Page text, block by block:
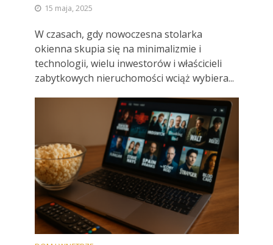
15 maja, 2025
W czasach, gdy nowoczesna stolarka
okienna skupia się na minimalizmie i
technologii, wielu inwestorów i właścicieli
zabytkowych nieruchomości wciąż wybiera...